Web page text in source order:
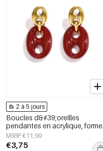
2 à 5 jours
Boucles d&#39;oreilles
pendantes en acrylique, forme
géométrique, collection simple
et décontractée pour femmes
MSRP €11,99
€3,75